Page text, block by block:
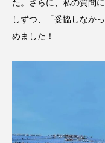
た。さらに、私の質問
しずつ、「妥協しなか
めました！